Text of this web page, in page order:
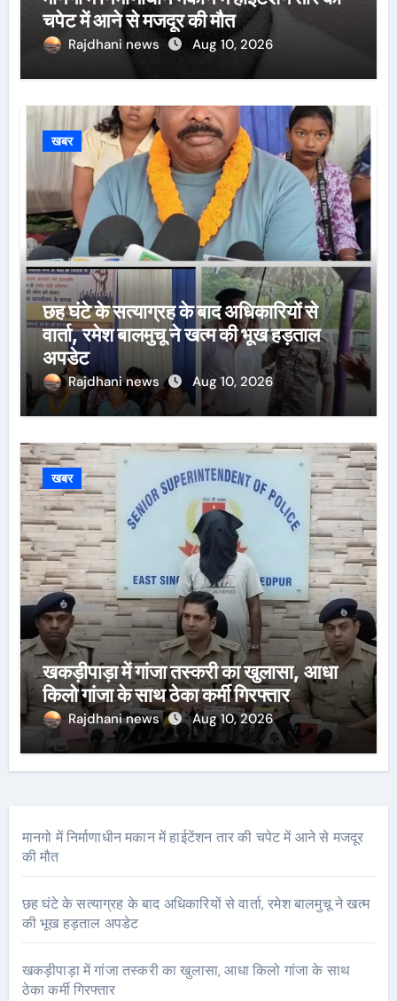
चपेट में आने से मजदूर की मौत
Rajdhani news Aug 10, 2026
खबर
छह घंटे के सत्याग्रह के बाद अधिकारियों से
वार्ता, रमेश बालमुचू ने खत्म की भूख हड़ताल
अपडेट
Rajdhani news Aug 10, 2026
खबर
खकड़ीपाड़ा में गांजा तस्करी का खुलासा, आधा
किलो गांजा के साथ ठेका कर्मी गिरफ्तार
Rajdhani news Aug 10, 2026
मानगो में निर्माणाधीन मकान में हाईटेंशन तार की चपेट में आने से मजदूर
की मौत
छह घंटे के सत्याग्रह के बाद अधिकारियों से वार्ता, रमेश बालमुचू ने खत्म
की भूख हड़ताल अपडेट
खकड़ीपाड़ा में गांजा तस्करी का खुलासा, आधा किलो गांजा के साथ
ठेका कर्मी गिरफ्तार